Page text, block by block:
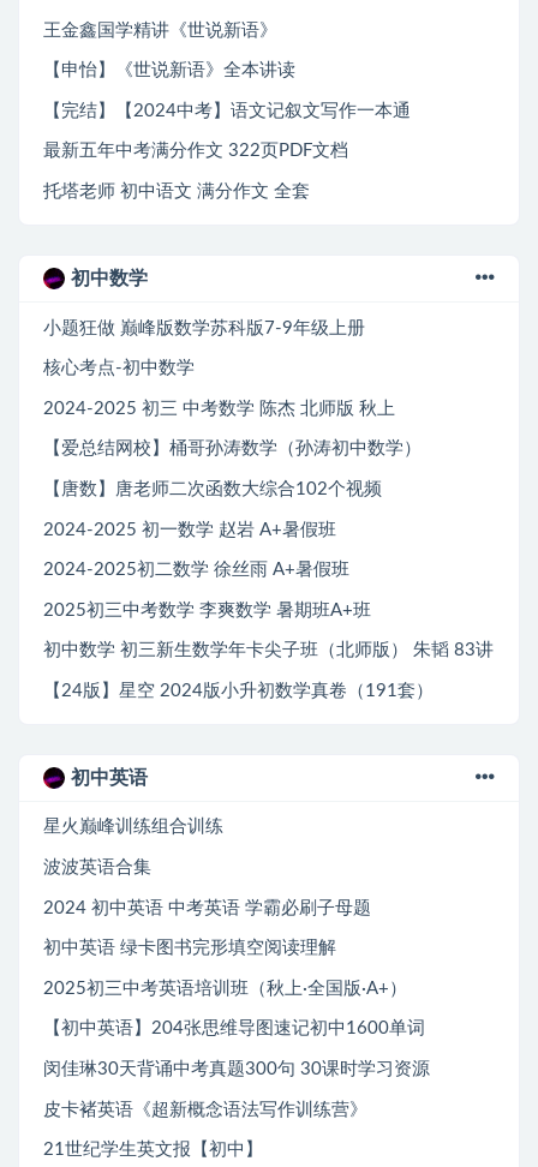
王金鑫国学精讲《世说新语》
【申怡】《世说新语》全本讲读
【完结】【2024中考】语文记叙文写作一本通
最新五年中考满分作文 322页PDF文档
托塔老师 初中语文 满分作文 全套
初中数学
小题狂做 巅峰版数学苏科版7-9年级上册
核心考点-初中数学
2024-2025 初三 中考数学 陈杰 北师版 秋上
【爱总结网校】桶哥孙涛数学（孙涛初中数学）
【唐数】唐老师二次函数大综合102个视频
2024-2025 初一数学 赵岩 A+暑假班
2024-2025初二数学 徐丝雨 A+暑假班
2025初三中考数学 李爽数学 暑期班A+班
初中数学 初三新生数学年卡尖子班（北师版） 朱韬 83讲
【24版】星空 2024版小升初数学真卷（191套）
初中英语
星火巅峰训练组合训练
波波英语合集
2024 初中英语 中考英语 学霸必刷子母题
初中英语 绿卡图书完形填空阅读理解
2025初三中考英语培训班（秋上·全国版·A+）
【初中英语】204张思维导图速记初中1600单词
闵佳琳30天背诵中考真题300句 30课时学习资源
皮卡褚英语《超新概念语法写作训练营》
21世纪学生英文报【初中】